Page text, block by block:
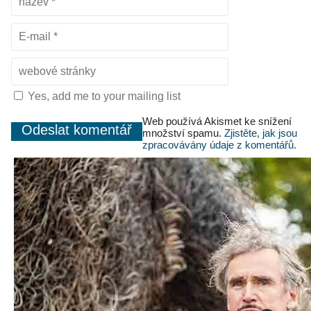
Yes, add me to your mailing list
Web používá Akismet ke snížení
množství spamu. Zjistěte, jak jsou
zpracovávány údaje z komentářů.